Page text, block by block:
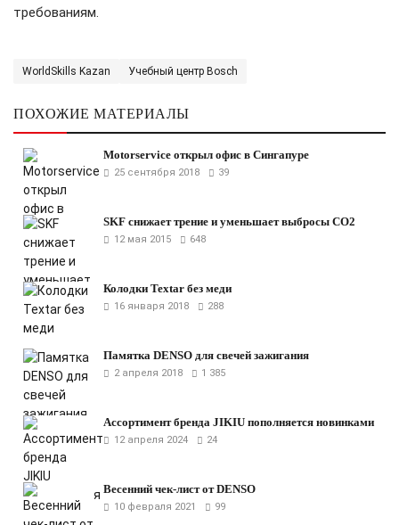
требованиям.
WorldSkills Kazan Учебный центр Bosch
ПОХОЖИЕ МАТЕРИАЛЫ
Motorservice открыл офис в Сингапуре
25 сентября 2018 39
SKF снижает трение и уменьшает выбросы CO2
12 мая 2015 648
Колодки Textar без меди
16 января 2018 288
Памятка DENSO для свечей зажигания
2 апреля 2018 1 385
Ассортимент бренда JIKIU пополняется новинками
12 апреля 2024 24
Весенний чек-лист от DENSO
10 февраля 2021 99